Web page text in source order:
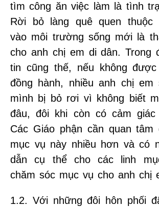
tìm công ăn việc làm là tình
Rời bỏ làng quê quen thuộc
vào môi trường sống mới là
cho anh chị em di dân. Trong
tin cũng thế, nếu không
đồng hành, nhiều anh chị em
mình bị bỏ rơi vì không biết
đâu, đôi khi còn có cảm giác
Các Giáo phận cần quan tâm
mục vụ này nhiều hơn và có
dẫn cụ thể cho các linh
chăm sóc mục vụ cho anh chị
1.2. Với những đôi hôn phối